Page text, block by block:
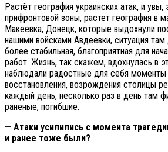
Растёт география украинских атак, и увы,
прифронтовой зоны, растет география в
Макеевка, Донецк, которые выдохнули
нашими войсками Авдеевки, ситуация там
более стабильная, благоприятная для
работ. Жизнь, так скажем, вдохнулась в
наблюдали радостные для себя моменты
восстановления, возрождения столицы
каждый день, несколько раз в день там
раненые, погибшие.
— Атаки усилились с момента
и ранее тоже были?